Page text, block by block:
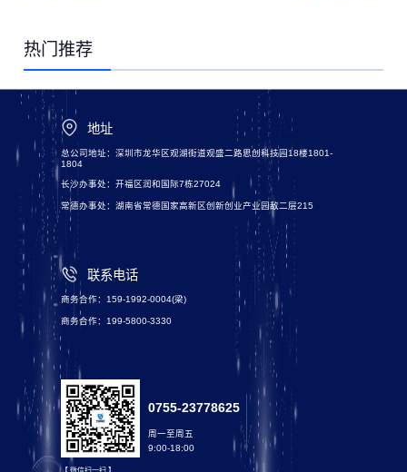
热门推荐
地址
总公司地址：深圳市龙华区观湖街道观盛二路思创科技园18楼1801-
1804
长沙办事处：开福区润和国际7栋27024
常德办事处：湖南省常德国家高新区创新创业产业园敌二层215
联系电话
商务合作：159-1992-0004(梁)
商务合作：199-5800-3330
0755-23778625
周一至周五
9:00-18:00